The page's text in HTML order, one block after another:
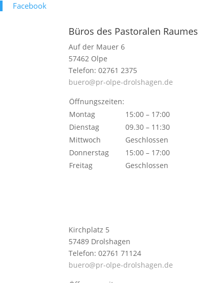
Face­book
Büros des Pastoralen Raumes
Auf der Mauer 6
57462 Olpe
Telefon: 02761 2375
buero@pr-olpe-drolshagen.de
Öffnungszeiten:
Montag
15:00 – 17:00
Dienstag
09.30 – 11:30
Mittwoch
Geschlossen
Donnerstag
15:00 – 17:00
Freitag
Geschlossen
Kirchplatz 5
57489 Drolshagen
Telefon: 02761 71124
buero@pr-olpe-drolshagen.de